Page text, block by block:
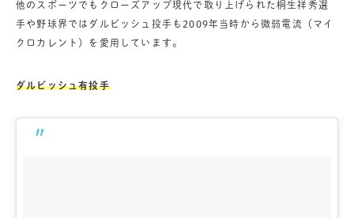
他のスポーツでもクローズアップ現代で取り上げられた桐生祥秀選
手や野球界ではダルビッシュ投手も2009年当時から微弱電流（マイ
クロカレント）を愛用しています。
ダルビッシュ有投手